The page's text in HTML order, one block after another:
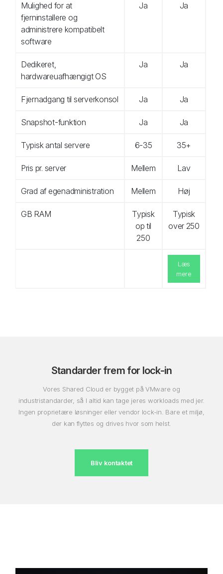
Mulighed for at
fjerninstallere og
administrere kompatibelt
software
Ja Ja
Dedikeret,
hardwareuafhængigt OS
Ja Ja
Fjernadgang til serverkonsol Ja Ja
Snapshot-funktion Ja Ja
Typisk antal servere 6-35 35+
Pris pr. server Mellem Lav
Grad af egenadministration Mellem Høj
GB RAM
Typisk
op til
250
Typisk
over 250
Læs
mere
Standarder frem for lock-in
Vores Shared Cloud er bygget på VMware og
industristandarder, så I altid kan tage jeres workloads med jer.
Ingen proprietære løsninger eller vendor lock-in. Bare et miljø,
der kan flyttes og drives hvor som helst.
Bliv kontaktet